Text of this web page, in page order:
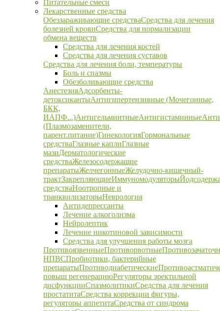
Питательные смеси
Лекарственные средства
Обеззараживающие средстваСредства для лечения
болезней кровиСредства для нормализации
обмена веществ
Средства для лечения костей
Средства для лечения суставов
Средства для лечения боли, температуры
Боль и спазмы
Обезболивающие средства
АнестезияАдсорбенты-
детоксикантыАнтигипертензивные (Мочегонные,
БКК,
ИАПФ...)АнтигельминтныеАнтигистаминные
(Плазмозаменители,
парент.питание)ГинекологияГормональные
средстваГлазные каплиГлазные
мазиДерматологические
средстваЖелезосодержащие
препаратыЖелчегонныеЖелудочно-кишечный-
трактЗакрепляющиеИммуномодуляторы
средстваНоотропные и
транквилизаторыНеврология
Антидепрессанты
Лечение алкоголизма
Нейролептик
Лечение никотиновой зависимости
Средства для улучшения работы мозга
ПротивоязвенныеПротиворвотные
НПВСПробиотики, бактерийные
препаратыПротиводиабетические
повыш регенерациюРегуляторы эректильной
дисфункцииСпазмолитикиСредства для лечения
простатитаСредства коррекции фигуры,
регуляторы аппетитаСредства от синдрома